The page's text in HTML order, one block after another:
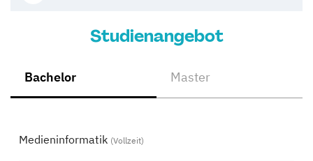
Studienangebot
Bachelor Master
Medieninformatik (Vollzeit)